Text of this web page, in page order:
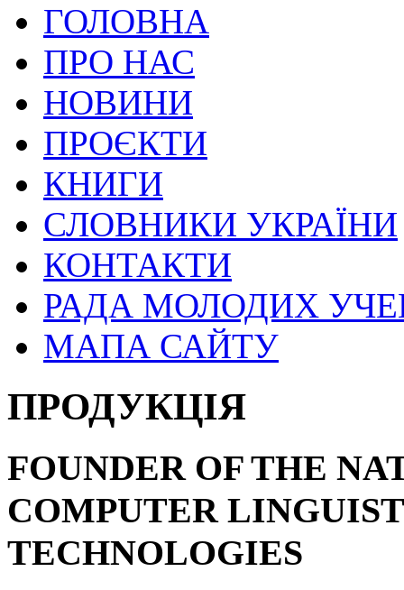
ГОЛОВНА
ПРО НАС
НОВИНИ
ПРОЄКТИ
КНИГИ
СЛОВНИКИ УКРАЇНИ
КОНТАКТИ
РАДА МОЛОДИХ
МАПА САЙТУ
ПРОДУКЦІЯ
FOUNDER OF THE
COMPUTER
TECHNOLOGIES